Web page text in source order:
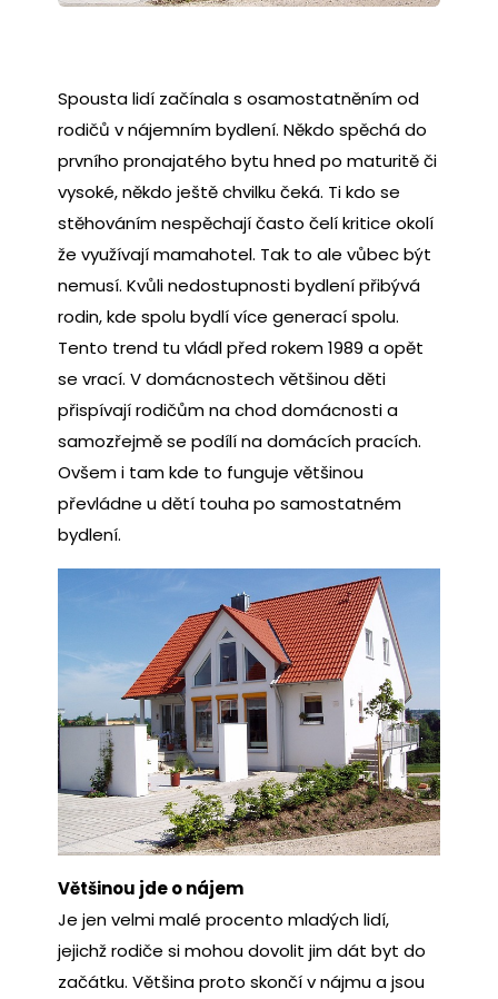
Spousta lidí začínala s osamostatněním od
rodičů v nájemním bydlení. Někdo spěchá do
prvního pronajatého bytu hned po maturitě či
vysoké, někdo ještě chvilku čeká. Ti kdo se
stěhováním nespěchají často čelí kritice okolí
že využívají mamahotel. Tak to ale vůbec být
nemusí. Kvůli nedostupnosti bydlení přibývá
rodin, kde spolu bydlí více generací spolu.
Tento trend tu vládl před rokem 1989 a opět
se vrací. V domácnostech většinou děti
přispívají rodičům na chod domácnosti a
samozřejmě se podílí na domácích pracích.
Ovšem i tam kde to funguje většinou
převládne u dětí touha po samostatném
bydlení.
Většinou jde o nájem
Je jen velmi malé procento mladých lidí,
jejichž rodiče si mohou dovolit jim dát byt do
začátku. Většina proto skončí v nájmu a jsou